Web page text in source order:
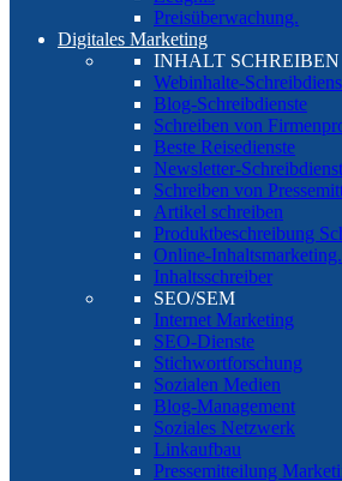
Preisüberwachung.
Digitales Marketing
INHALT SCHREIBEN
Webinhalte-
Blog-Schreibdienste
Schreiben von
Beste Reisedienste
Newsletter-
Schreiben von
Artikel schreiben
Produktbeschreibung
Online-Inhaltsmarketing.
Inhaltsschreiber
SEO/SEM
Internet Marketing
SEO-Dienste
Stichwortforschung
Sozialen Medien
Blog-Management
Soziales Netzwerk
Linkaufbau
Pressemitteilung